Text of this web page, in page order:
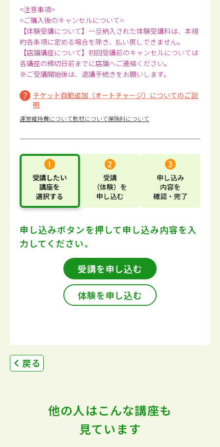
<注意事項>
<ご購入後のキャンセルについて>
【体験受講について】一旦納入された体験受講料は、本規
約各条項に定める場合を除き、払い戻しできません。
【店舗講座について】初回受講前のキャンセルについては
各講座の締切日前までに店舗へご連絡ください。
※ご受講開始後は、退講手続きをお願いします。
チケット自動追加（オートチャージ）についてのご説
明
運営維持費について教材について保険料について
受講したい
講座を
選択する
受講
（体験） を
申し込む
申し込み
内容を
確認・完了
申し込みボタンを押して申し込み内容を入
力してください。
受講を申し込む
体験を申し込む
戻る
他の人はこんな講座も
見ています